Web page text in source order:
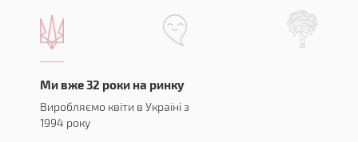
Ми вже 32 роки на ринку
Виробляємо квіти в Україні з
1994 року